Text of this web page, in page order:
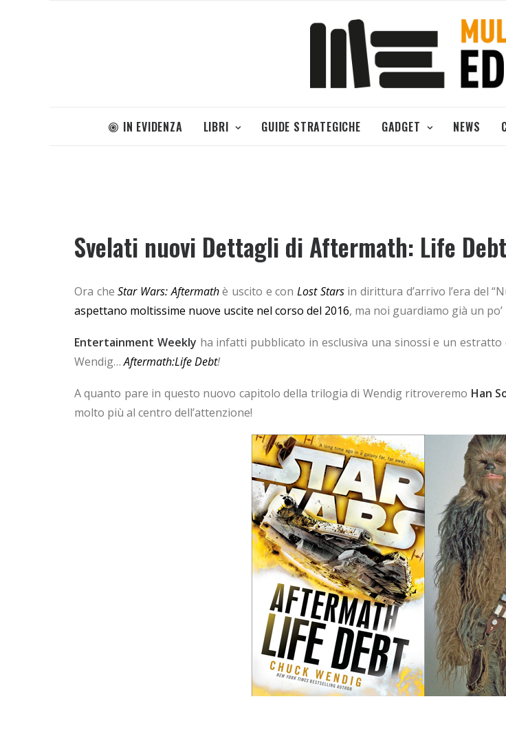
IN EVIDENZA LIBRI GUIDE STRATEGICHE GADGET NEWS
Svelati nuovi Dettagli di Aftermath: Life Debt
Ora cheStar Wars: Aftermath è uscito e con Lost Stars in dirittura d’arrivo l’era del
aspettano moltissime nuove uscite nel corso del 2016, ma noi guardiamo già un
Entertainment Weekly ha infatti pubblicato in esclusiva una sinossi e un
Wendig…Aftermath:Life Debt!
A quanto pare in questo nuovo capitolo della trilogia di Wendig ritroveremo Han
molto più al centro dell’attenzione!